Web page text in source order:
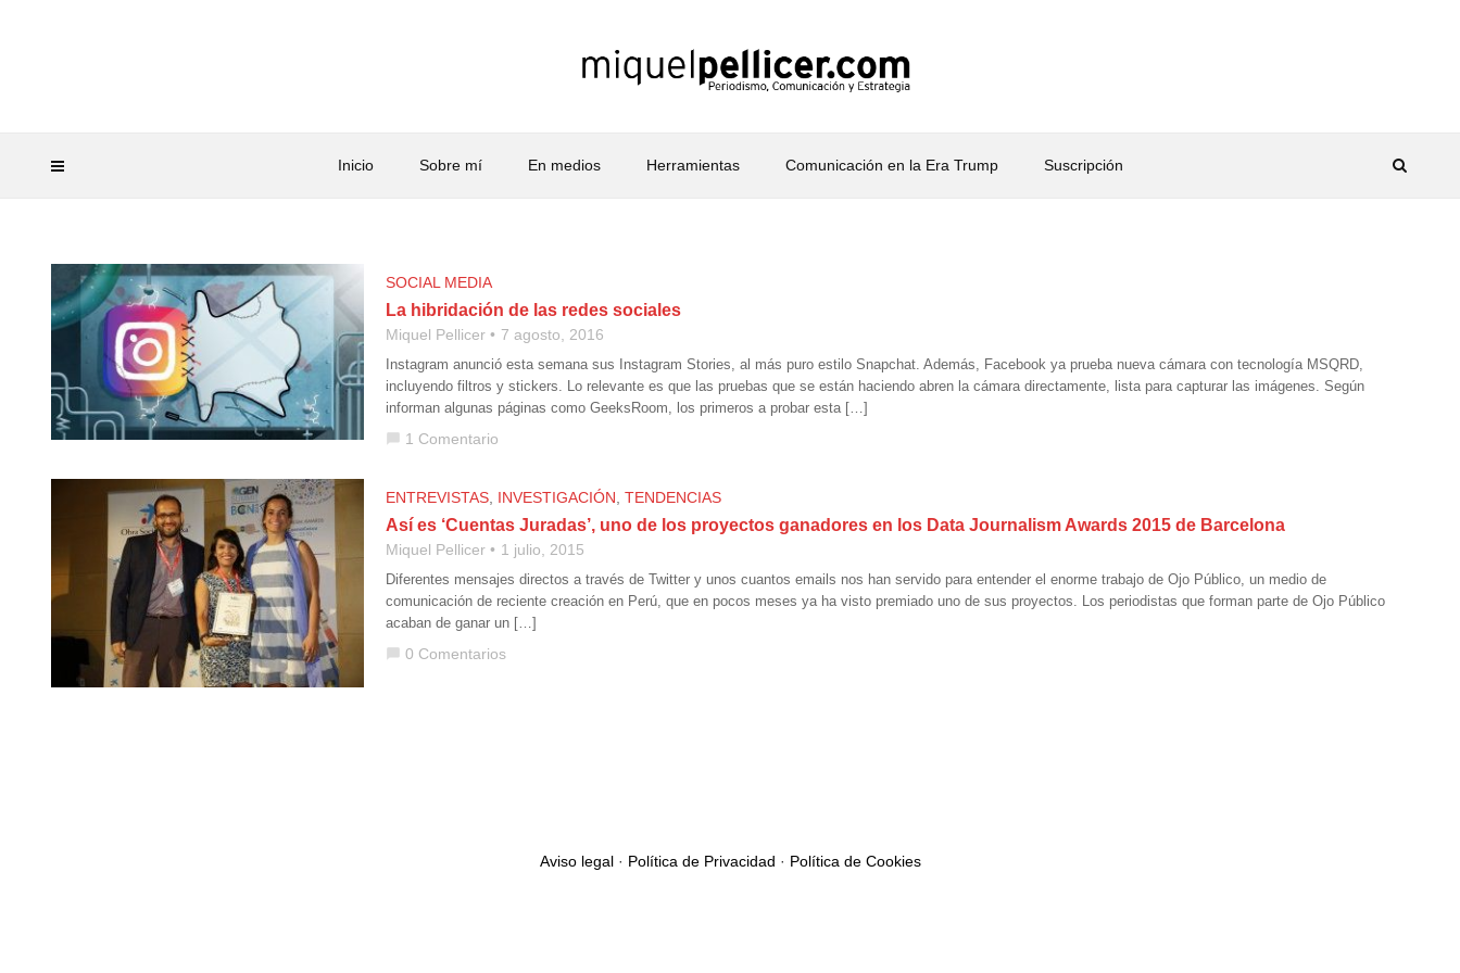
Inicio Sobre mí En medios Herramientas Comunicación en la Era Trump Suscripción
SOCIAL MEDIA
La hibridación de las redes sociales
Miquel Pellicer 7 agosto, 2016
Instagram anunció esta semana sus Instagram Stories, al más puro estilo Snapchat. Además, Facebook ya prueba nueva cámara con tecnología MSQRD,
incluyendo filtros y stickers. Lo relevante es que las pruebas que se están haciendo abren la cámara directamente, lista para capturar las imágenes. Según
informan algunas páginas como GeeksRoom, los primeros a probar esta […]
chat_bubble 1 Comentario
ENTREVISTAS INVESTIGACIÓN TENDENCIAS
Así es ‘Cuentas Juradas’, uno de los proyectos ganadores en los Data Journalism Awards 2015 de Barcelona
Miquel Pellicer 1 julio, 2015
Diferentes mensajes directos a través de Twitter y unos cuantos emails nos han servido para entender el enorme trabajo de Ojo Público, un medio de
comunicación de reciente creación en Perú, que en pocos meses ya ha visto premiado uno de sus proyectos. Los periodistas que forman parte de Ojo Público
acaban de ganar un […]
chat_bubble 0 Comentarios
Aviso legal· Política de Privacidad · Política de Cookies